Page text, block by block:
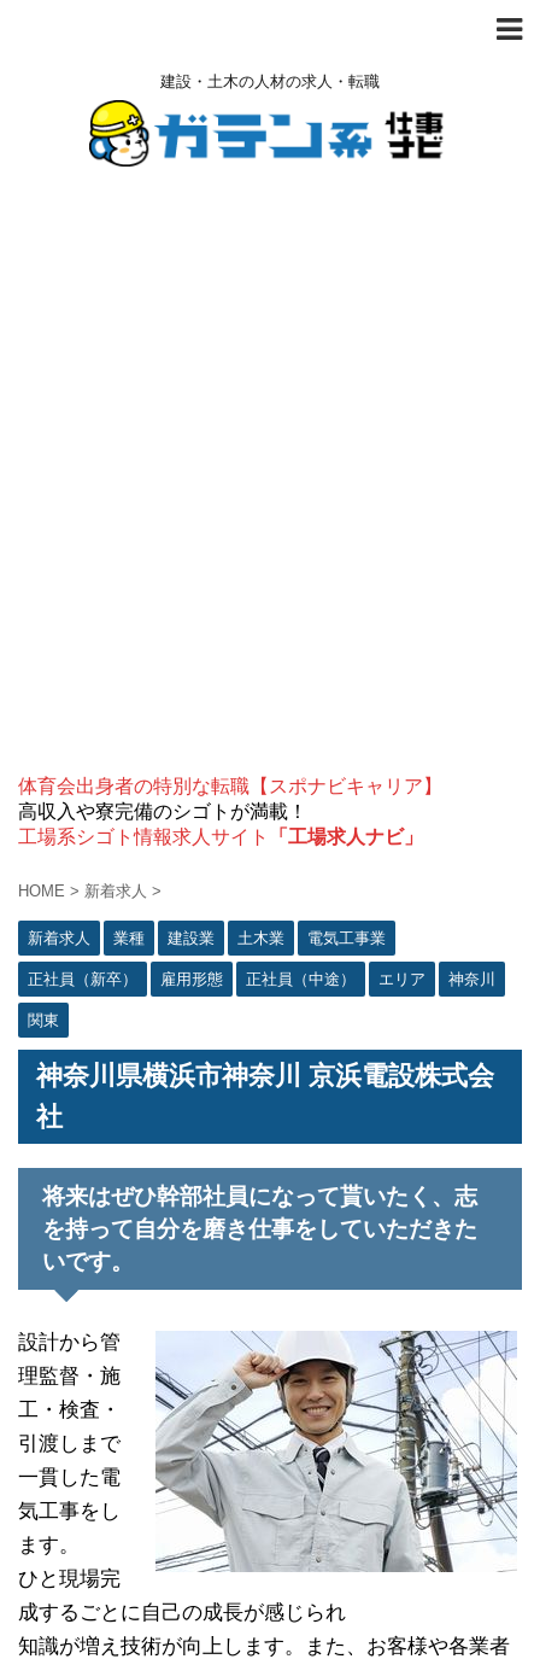
建設・土木の人材の求人・転職
体育会出身者の特別な転職【スポナビキャリア】
高収入や寮完備のシゴトが満載！
工場系シゴト情報求人サイト
「工場求人ナビ」
HOME > 新着求人 >
新着求人 業種 建設業 土木業 電気工事業
正社員（新卒） 雇用形態 正社員（中途） エリア 神奈川
関東
神奈川県横浜市神奈川 京浜電設株式会
社
将来はぜひ幹部社員になって貰いたく、志
を持って自分を磨き仕事をしていただきた
いです。
設計から管
理監督・施
工・検査・
引渡しまで
一貫した電
気工事をし
ます。
ひと現場完
成するごとに自己の成長が感じられ
知識が増え技術が向上します。また、お客様や各業者